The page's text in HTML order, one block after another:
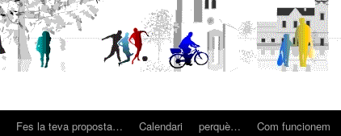
Fes la teva proposta… Calendari perquè… Com funcionem